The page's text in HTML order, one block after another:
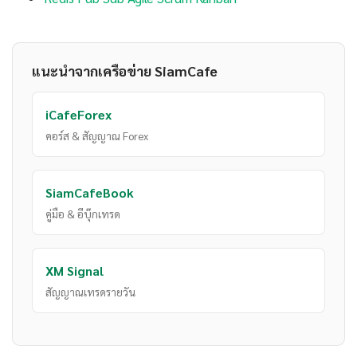
แนะนำจากเครือข่าย SiamCafe
iCafeForex
คอร์ส & สัญญาณ Forex
SiamCafeBook
คู่มือ & อีบุ๊กเทรด
XM Signal
สัญญาณเทรดรายวัน